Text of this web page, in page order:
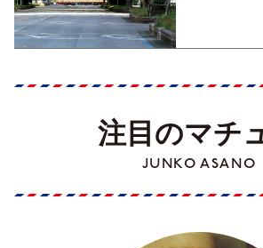
注目のマチ
JUNKO ASANO